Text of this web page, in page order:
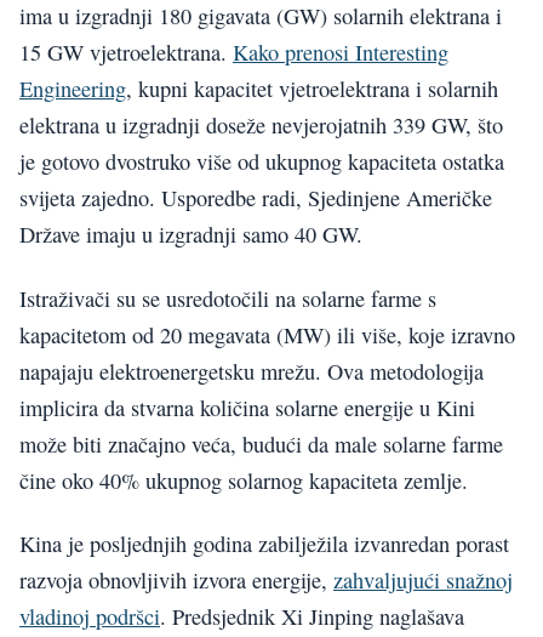
ima u izgradnji 180 gigavata (GW) solarnih elektrana i
15 GW vjetroelektrana. Kako prenosi Interesting
Engineering, kupni kapacitet vjetroelektrana i solarnih
elektrana u izgradnji doseže nevjerojatnih 339 GW, što
je gotovo dvostruko više od ukupnog kapaciteta ostatka
svijeta zajedno. Usporedbe radi, Sjedinjene Američke
Države imaju u izgradnji samo 40 GW.
Istraživači su se usredotočili na solarne farme s
kapacitetom od 20 megavata (MW) ili više, koje izravno
napajaju elektroenergetsku mrežu. Ova metodologija
implicira da stvarna količina solarne energije u Kini
može biti značajno veća, budući da male solarne farme
čine oko 40% ukupnog solarnog kapaciteta zemlje.
Kina je posljednjih godina zabilježila izvanredan porast
razvoja obnovljivih izvora energije, zahvaljujući snažnoj
vladinoj podršci. Predsjednik Xi Jinping naglašava